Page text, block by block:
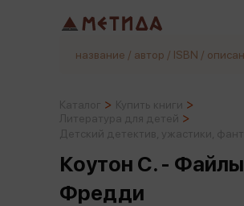
Коутон С. - Файлы
Фредди